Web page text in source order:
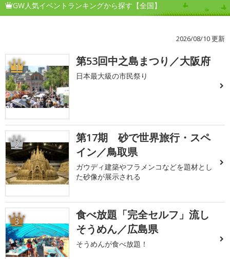
GW人気イベントランキングから探す【全国】
2026/08/10 更新
1 第53回中之島まつり／大阪府
日本最大級の市民祭り
2
第17期 砂で世界旅行・スペ
イン／鳥取県
ガウディ建築やフラメンコなどを題材とし
た砂像が展示される
3
食べ放題「完全セルフ」流し
そうめん／広島県
そうめんが食べ放題！